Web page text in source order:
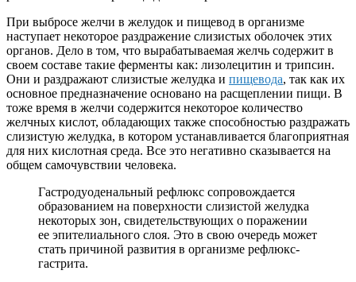
При выбросе желчи в желудок и пищевод в организме
наступает некоторое раздражение слизистых оболочек этих
органов. Дело в том, что вырабатываемая желчь содержит в
своем составе такие ферменты как: лизолецитин и трипсин.
Они и раздражают слизистые желудка и пищевода, так как их
основное предназначение основано на расщеплении пищи. В
тоже время в желчи содержится некоторое количество
желчных кислот, обладающих также способностью раздражать
слизистую желудка, в котором устанавливается благоприятная
для них кислотная среда. Все это негативно сказывается на
общем самочувствии человека.
Гастродуоденальный рефлюкс сопровождается
образованием на поверхности слизистой желудка
некоторых зон, свидетельствующих о поражении
ее эпителиального слоя. Это в свою очередь может
стать причиной развития в организме рефлюкс-
гастрита.